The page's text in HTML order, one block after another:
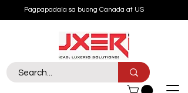
Pagpapadala sa buong Canada at US